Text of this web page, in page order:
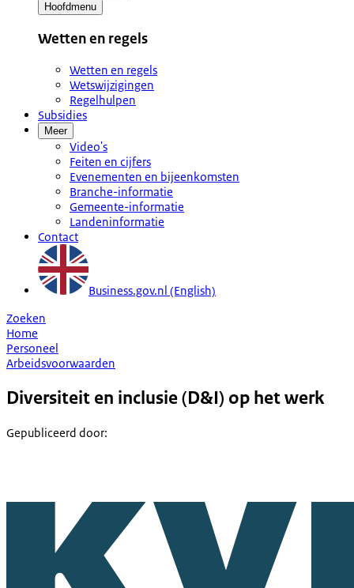
Hoofdmenu
Wetten en regels
Wetten en regels
Wetswijzigingen
Regelhulpen
Subsidies
Meer
Video's
Feiten en cijfers
Evenementen en bijeenkomsten
Branche-informatie
Gemeente-informatie
Landeninformatie
Contact
Business.gov.nl (English)
Zoeken
Home
Personeel
Arbeidsvoorwaarden
Diversiteit en inclusie (D&I) op het werk
Gepubliceerd door: